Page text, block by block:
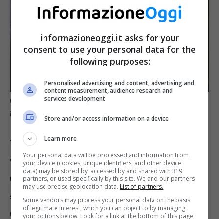
Come le app spia agiscono sulla batteria dello smartphone –
informazioneoggi.it
Tuttavia, se il telefono si
velocemente del solitoanchesenza un
utilizzo intenso,o se si surriscalda in
standby, è bene prestare attenzione.
Gli esperti consigliano di:
informazioneoggi.it asks for your
consent to use your personal data for the
following purposes:
Personalised advertising and content, advertising and
content measurement, audience research and
services development
Store and/or access information on a device
Learn more
Your personal data will be processed and information from
your device (cookies, unique identifiers, and other device
data) may be stored by, accessed by and shared with 319
partners, or used specifically by this site. We and our partners
may use precise geolocation data. List of partners.
Some vendors may process your personal data on the basis
of legitimate interest, which you can object to by managing
your options below. Look for a link at the bottom of this page